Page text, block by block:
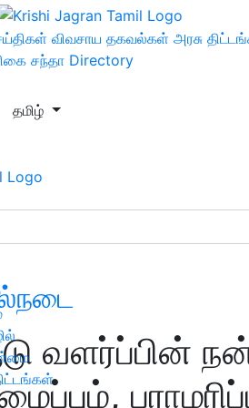
விவசாய தகவல்கள் அரசு
சந்தா Directory
தமிழ்
வளர்ப்பின்